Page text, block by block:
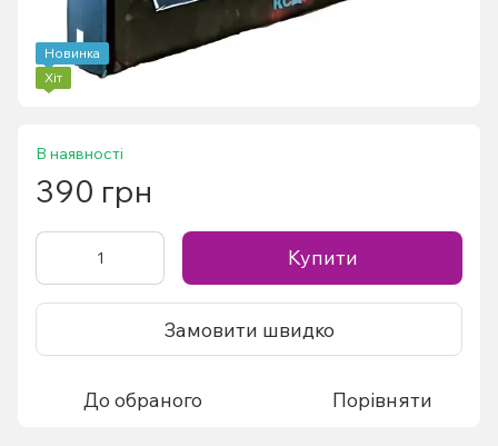
Новинка
Хіт
В наявності
390 грн
Купити
Замовити швидко
До обраного Порівняти